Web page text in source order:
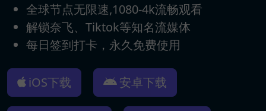
全球节点无限速,1080-4k流畅观看
解锁奈飞、Tiktok等知名流媒体
每日签到打卡，永久免费使用
iOS下载 安卓下载